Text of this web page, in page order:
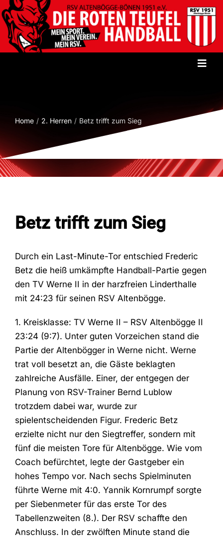
Zum
Inhalt
springen
Verein
Herren
Jugend
Fans
Trainingszeiten
Kontakt
Home 2. Herren Betz trifft zum Sieg
Betz trifft zum Sieg
Durch ein Last-Minute-Tor entschied Frederic
Betz die heiß umkämpfte Handball-Partie gegen
den TV Werne II in der harzfreien Linderthalle
mit 24:23 für seinen RSV Altenbögge.
1. Kreisklasse: TV Werne II – RSV Altenbögge II
23:24 (9:7). Unter guten Vorzeichen stand die
Partie der Altenbögger in Werne nicht. Werne
trat voll besetzt an, die Gäste beklagten
zahlreiche Ausfälle. Einer, der entgegen der
Planung von RSV-Trainer Bernd Lublow
trotzdem dabei war, wurde zur
spielentscheidenden Figur. Frederic Betz
erzielte nicht nur den Siegtreffer, sondern mit
fünf die meisten Tore für Altenbögge. Wie vom
Coach befürchtet, legte der Gastgeber ein
hohes Tempo vor. Nach sechs Spielminuten
führte Werne mit 4:0. Yannik Kornrumpf sorgte
per Siebenmeter für das erste Tor des
Tabellenzweiten (8.). Der RSV schaffte den
Anschluss. In der zwölften Minute stand die